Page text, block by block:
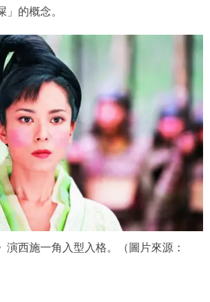
的概念。
演西施一角入型入格。（圖片來源：